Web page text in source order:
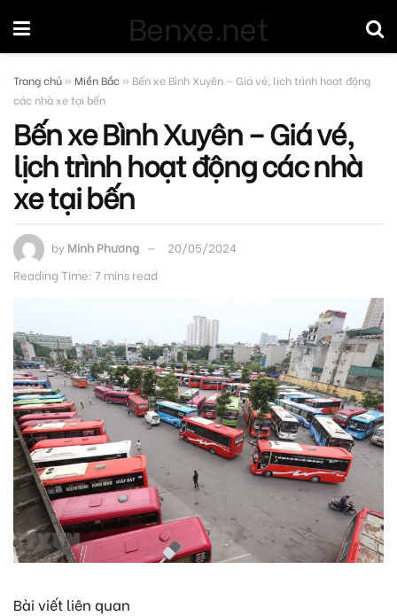
Benxe.net
Trang chủ » Miền Bắc » Bến xe Bình Xuyên – Giá vé, lịch trình hoạt động
các nhà xe tại bến
Bến xe Bình Xuyên – Giá vé,
lịch trình hoạt động các nhà
xe tại bến
by Minh Phương
20/05/2024
Reading Time: 7 mins read
Bài viết liên quan